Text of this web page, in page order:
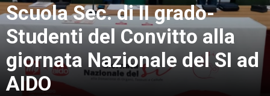
Scuola Sec. di II grado-
Studenti del Convitto alla
giornata Nazionale del SI ad
AIDO